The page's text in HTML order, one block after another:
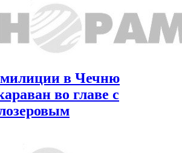
в Чечню
во главе с